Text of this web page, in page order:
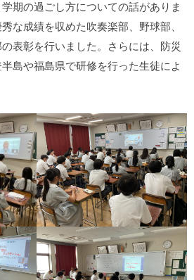
期の過ごし方についての話がありま
な成績を収めた吹奏楽部、野球部、
表彰を行いました。さらには、防災
島や福島県で研修を行った生徒によ